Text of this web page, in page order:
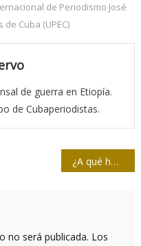
de Periodismo José
Cuba (UPEC)
de guerra en Etiopía.
de Cubaperiodistas.
¿A qué hora pasa el tren?
no será publicada. Los